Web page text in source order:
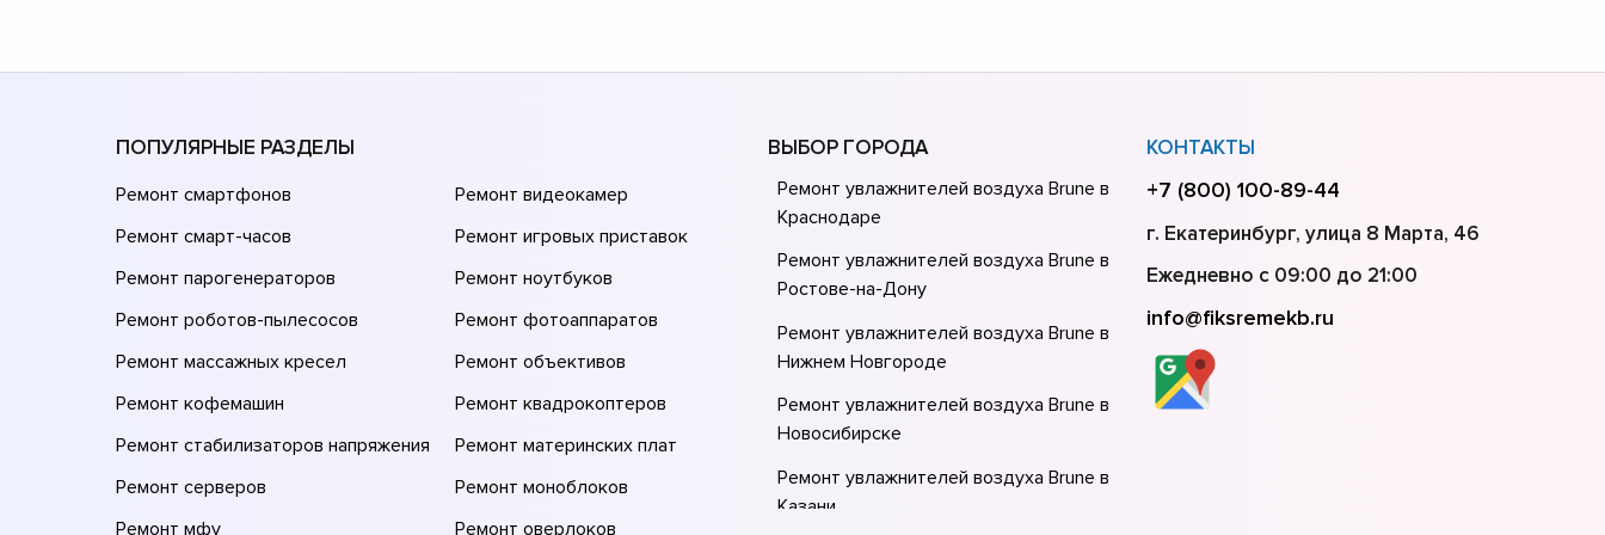
ПОПУЛЯРНЫЕ РАЗДЕЛЫ
Ремонт смартфонов
Ремонт смарт-часов
Ремонт парогенераторов
Ремонт роботов-пылесосов
Ремонт массажных кресел
Ремонт кофемашин
Ремонт стабилизаторов напряжения
Ремонт серверов
Ремонт мфу
Ремонт видеокамер
Ремонт игровых приставок
Ремонт ноутбуков
Ремонт фотоаппаратов
Ремонт объективов
Ремонт квадрокоптеров
Ремонт материнских плат
Ремонт моноблоков
Ремонт оверлоков
ВЫБОР ГОРОДА
Ремонт увлажнителей воздуха Brune в
Краснодаре
Ремонт увлажнителей воздуха Brune в
Ростове-на-Донy
Ремонт увлажнителей воздуха Brune в
Нижнем Новгороде
Ремонт увлажнителей воздуха Brune в
Новосибирске
Ремонт увлажнителей воздуха Brune в
Казани
КОНТАКТЫ
+7 (800) 100-89-44
г. Екатеринбург, улица 8 Марта, 46
Ежедневно с 09:00 до 21:00
info@fiksremekb.ru